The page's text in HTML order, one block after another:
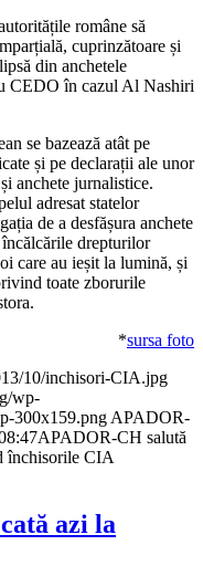
române să
cuprinzătoare și
din anchetele
CEDO în cazul Al Nashiri
se bazează atât pe
și pe declarații ale unor
anchete jurnalistice.
adresat statelor
de a desfășura anchete
drepturilor
care au ieșit la lumină, și
toate zborurile
*sursa foto
10/inchisori-CIA.jpg
wp-
300x159.png APADOR-
APADOR-CH salută
închisorile CIA
azi la